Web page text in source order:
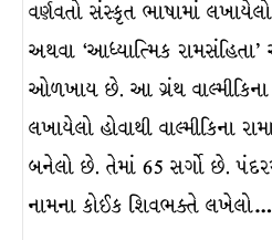
વર્ણવતો સંસ્કૃત ભાષામાં
અથવા ‘આધ્યાત્મિક
ઓળખાય છે. આ ગ્રંથ
લખાયેલો હોવાથી વાલ્મીકિના
બનેલો છે. તેમાં 65 સર્ગો છે.
નામના કોઈક શિવભક્તે લખેલો…